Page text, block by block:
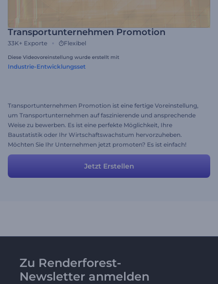
Transportunternehmen Promotion
33K+ Exporte Flexibel
Diese Videovoreinstellung wurde erstellt mit
Industrie-Entwicklungsset
Transportunternehmen Promotion ist eine fertige Voreinstellung,
um Transportunternehmen auf faszinierende und ansprechende
Weise zu bewerben. Es ist eine perfekte Möglichkeit, Ihre
Baustatistik oder Ihr Wirtschaftswachstum hervorzuheben.
Möchten Sie Ihr Unternehmen jetzt promoten? Es ist einfach!
Laden Sie einfach Ihre Bilder hoch, ändern Sie den Text, fügen Sie
Musik hinzu und profitieren Sie von den Vorteilen Ihres
erfolgreichen Projekts. Kostenlos mit Renderforest ausprobieren!
Jetzt Erstellen
Zu Renderforest-
Newsletter anmelden